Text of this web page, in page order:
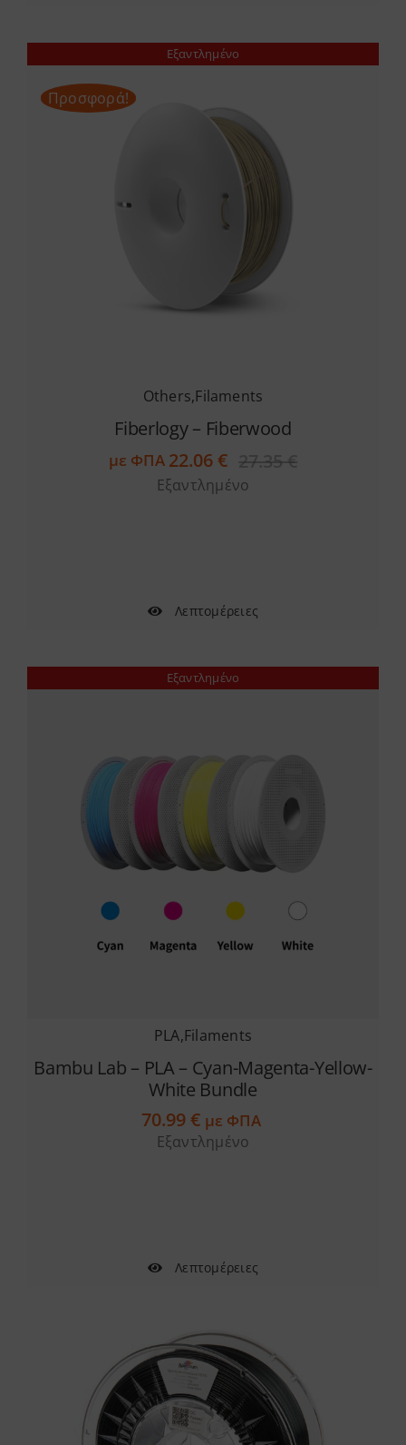
Εξαντλημένο
Προσφορά!
Others,Filaments
Fiberlogy – Fiberwood
27.35 €
22.06€
με ΦΠΑ
Εξαντλημένο
Λεπτομέρειες
Εξαντλημένο
PLA,Filaments
Bambu Lab – PLA – Cyan-Magenta-Yellow-
White Bundle
70.99€ με ΦΠΑ
Εξαντλημένο
Λεπτομέρειες